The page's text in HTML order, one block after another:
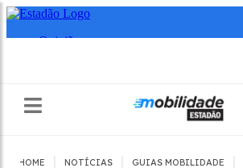
HOME NOTÍCIAS GUIAS MOBILIDADE